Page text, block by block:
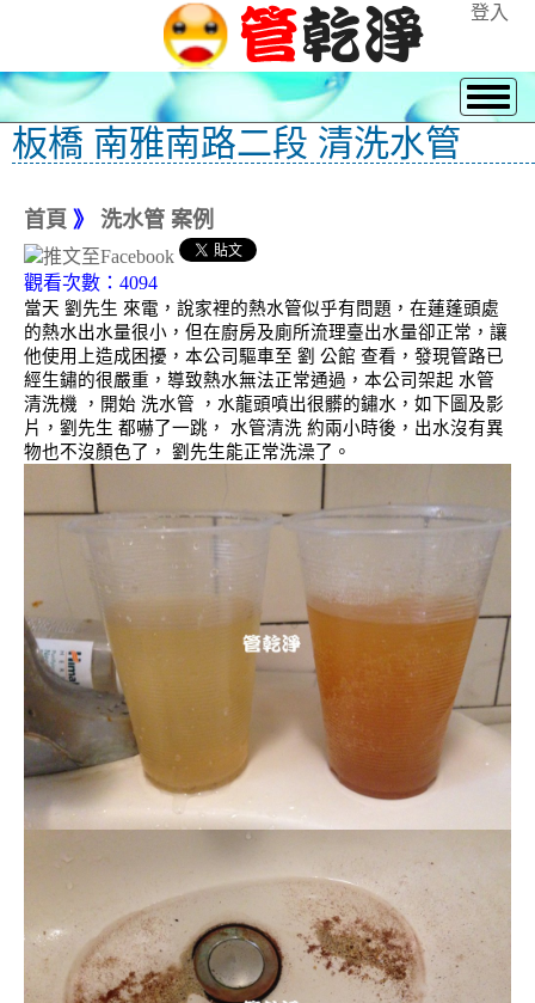
登入
板橋 南雅南路二段 清洗水管
首頁 》 洗水管 案例
觀看次數：4094
當天 劉先生 來電，說家裡的熱水管似乎有問題，在蓮蓬頭處
的熱水出水量很小，但在廚房及廁所流理臺出水量卻正常，讓
他使用上造成困擾，本公司驅車至 劉 公館 查看，發現管路已
經生鏽的很嚴重，導致熱水無法正常通過，本公司架起 水管
清洗機 ，開始 洗水管 ，水龍頭噴出很髒的鏽水，如下圖及影
片，劉先生 都嚇了一跳， 水管清洗 約兩小時後，出水沒有異
物也不沒顏色了， 劉先生能正常洗澡了。